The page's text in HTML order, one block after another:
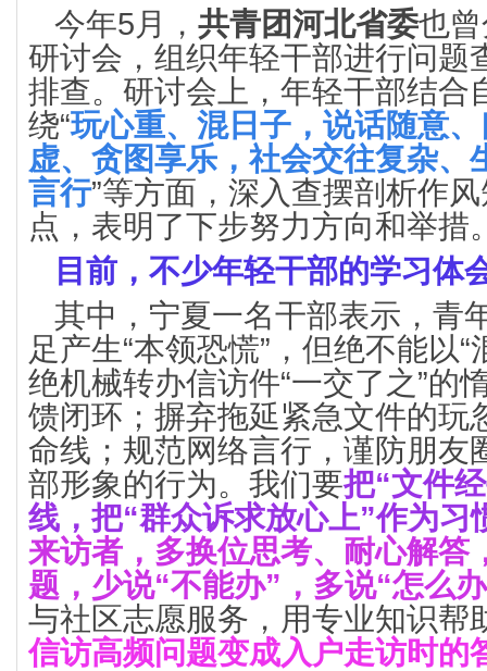
今年5月， 共青团河北省委也
研讨会，组织年轻干部进行问题
排查。研讨会上，年轻干部结合
绕“玩心重、混日子，说话随意
虚、贪图享乐，社会交往复杂、
言行”等方面，深入查摆剖析作
点，表明了下步努力方向和举措
目前，不少年轻干部的学习体
其中，宁夏一名干部表示，青
足产生“本领恐慌”，但绝不能以
绝机械转办信访件“一交了之”的
馈闭环；摒弃拖延紧急文件的玩
命线；规范网络言行，谨防朋友
部形象的行为。我们要把“文件
线，把“群众诉求放心上”作为习
来访者，多换位思考、耐心解答
题，少说“不能办”，多说“怎么
与社区志愿服务，用专业知识帮
信访高频问题变成入户走访时的